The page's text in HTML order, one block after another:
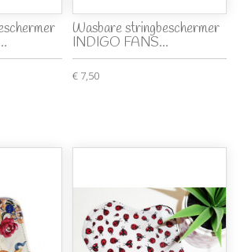
Wasbare stringbeschermer
INDIGO FANS...
€ 7,50